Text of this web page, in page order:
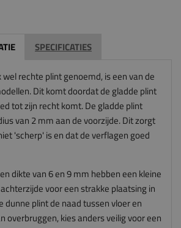
SPECIFICATIES
wel rechte plint genoemd, is een van de
Dit komt doordat de gladde plint
tot zijn recht komt. De gladde plint
van 2 mm aan de voorzijde. Dit zorgt
'scherp' is en dat de verflagen goed
dikte van 6 en 9 mm hebben een kleine
voor een strakke plaatsing in
dunne plint de naad tussen vloer en
overbruggen, kies anders veilig voor een